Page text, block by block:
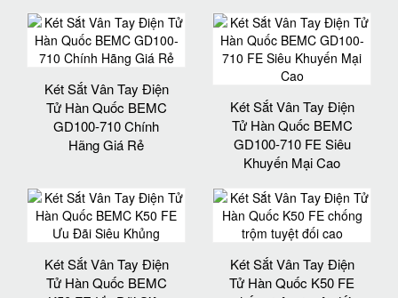
Két Sắt Vân Tay Điện
Tử Hàn Quốc BEMC
GD100-710 Chính
Hãng Giá Rẻ
Két Sắt Vân Tay Điện
Tử Hàn Quốc BEMC
GD100-710 FE Siêu
Khuyến Mại Cao
Két Sắt Vân Tay Điện
Tử Hàn Quốc BEMC
Két Sắt Vân Tay Điện
Tử Hàn Quốc K50 FE